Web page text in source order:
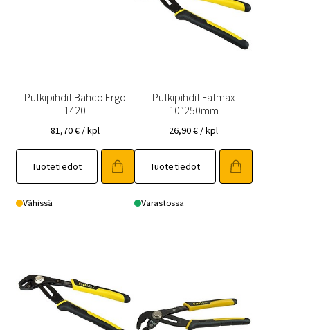
Putkipihdit Bahco Ergo
1420
81,70€ / kpl
Tuotetiedot
Vähissä
Putkipihdit Fatmax
10″250mm
26,90€ / kpl
Tuotetiedot
Varastossa